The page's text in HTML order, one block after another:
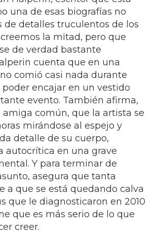
una de esas biografías no
de detalles truculentos de los
la mitad, pero que
de verdad bastante
cuenta que en una
comió casi nada durante
encajar en un vestido
evento. También afirma,
común, que la artista se
mirándose al espejo y
detalle de su cuerpo,
autocrítica en una grave
Y para terminar de
asegura que tanta
a que se está quedando calva
que le diagnosticaron en 2010
que es más serio de lo que
creer.